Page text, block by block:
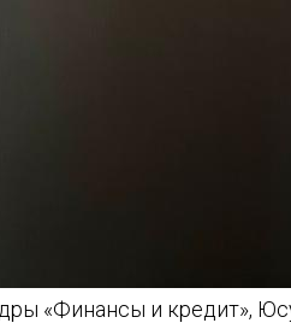
«Финансы и кредит»,